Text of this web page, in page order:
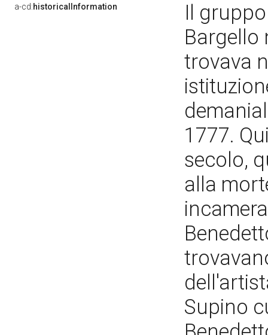
a-cd:historicalInformation
Il
Bargello
trovava
1777.
secolo,
alla
Supino